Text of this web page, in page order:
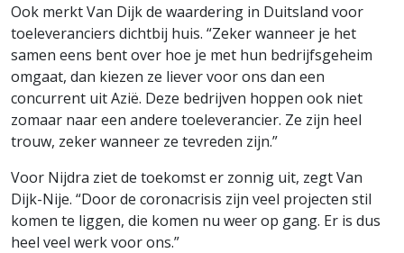
Ook merkt Van Dijk de waardering in Duitsland voor
toeleveranciers dichtbij huis. “Zeker wanneer je het
samen eens bent over hoe je met hun bedrijfsgeheim
omgaat, dan kiezen ze liever voor ons dan een
concurrent uit Azië. Deze bedrijven hoppen ook niet
zomaar naar een andere toeleverancier. Ze zijn heel
trouw, zeker wanneer ze tevreden zijn.”
Voor Nijdra ziet de toekomst er zonnig uit, zegt Van
Dijk-Nije. “Door de coronacrisis zijn veel projecten stil
komen te liggen, die komen nu weer op gang. Er is dus
heel veel werk voor ons.”